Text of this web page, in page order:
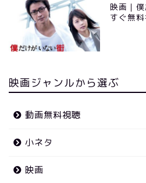
映画｜
すぐ無
映画ジャンルから選ぶ
動画無料視聴
小ネタ
映画